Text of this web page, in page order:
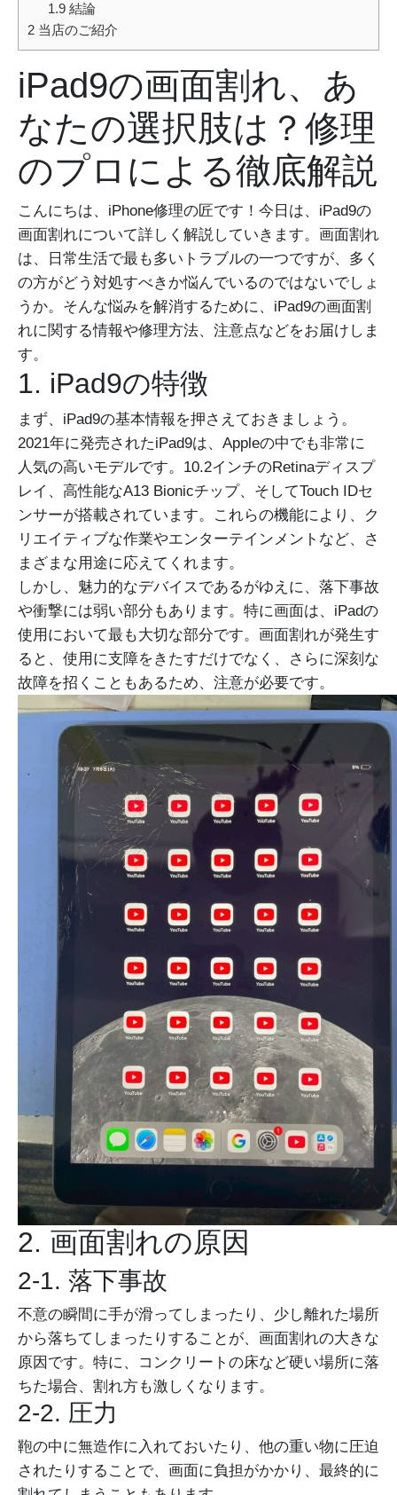
1.9結論
2 当店のご紹介
iPad9の画面割れ、あ
なたの選択肢は？修理
のプロによる徹底解説
こんにちは、iPhone修理の匠です！今日は、iPad9の
画面割れについて詳しく解説していきます。画面割れ
は、日常生活で最も多いトラブルの一つですが、多く
の方がどう対処すべきか悩んでいるのではないでしょ
うか。そんな悩みを解消するために、iPad9の画面割
れに関する情報や修理方法、注意点などをお届けしま
す。
1. iPad9の特徴
まず、iPad9の基本情報を押さえておきましょう。
2021年に発売されたiPad9は、Appleの中でも非常に
人気の高いモデルです。10.2インチのRetinaディスプ
レイ、高性能なA13 Bionicチップ、そしてTouch IDセ
ンサーが搭載されています。これらの機能により、ク
リエイティブな作業やエンターテインメントなど、さ
まざまな用途に応えてくれます。
しかし、魅力的なデバイスであるがゆえに、落下事故
や衝撃には弱い部分もあります。特に画面は、iPadの
使用において最も大切な部分です。画面割れが発生す
ると、使用に支障をきたすだけでなく、さらに深刻な
故障を招くこともあるため、注意が必要です。
2. 画面割れの原因
2-1. 落下事故
不意の瞬間に手が滑ってしまったり、少し離れた場所
から落ちてしまったりすることが、画面割れの大きな
原因です。特に、コンクリートの床など硬い場所に落
ちた場合、割れ方も激しくなります。
2-2. 圧力
鞄の中に無造作に入れておいたり、他の重い物に圧迫
されたりすることで、画面に負担がかかり、最終的に